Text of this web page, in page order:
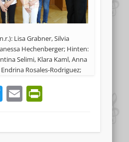
Lisa Grabner, Silvia
Hechenberger; Hinten:
Selimi, Klara Kaml, Anna
Rosales-Rodriguez;
Twitter
Email